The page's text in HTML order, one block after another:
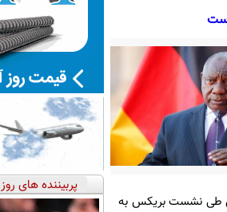
طی نشست بریکس به
پربیننده های روز